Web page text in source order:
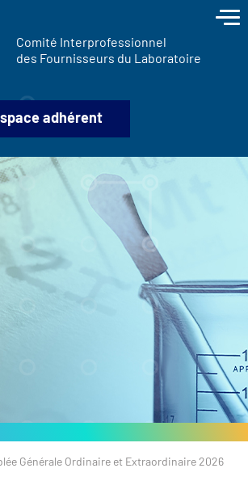
Comité Interprofessionnel
des Fournisseurs du Laboratoire
adhérent
Générale Ordinaire et Extraordinaire 2026